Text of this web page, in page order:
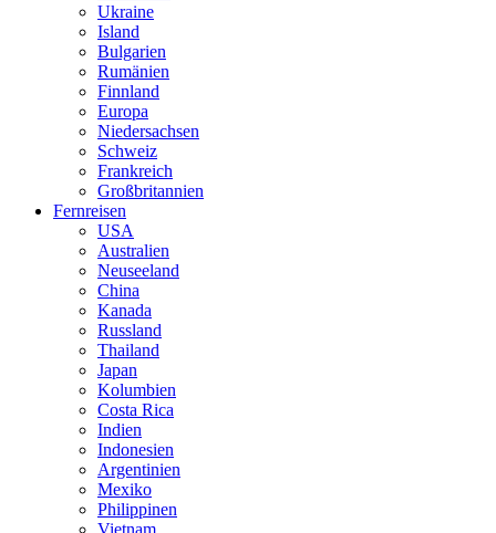
Ukraine
Island
Bulgarien
Rumänien
Finnland
Europa
Niedersachsen
Schweiz
Frankreich
Großbritannien
Fernreisen
USA
Australien
Neuseeland
China
Kanada
Russland
Thailand
Japan
Kolumbien
Costa Rica
Indien
Indonesien
Argentinien
Mexiko
Philippinen
Vietnam